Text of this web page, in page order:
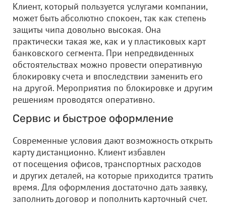
Клиент, который пользуется услугами компании,
может быть абсолютно спокоен, так как степень
защиты чипа довольно высокая. Она
практически такая же, как и у пластиковых карт
банковского сегмента. При непредвиденных
обстоятельствах можно провести оперативную
блокировку счета и впоследствии заменить его
на другой. Мероприятия по блокировке и другим
решениям проводятся оперативно.
Сервис и быстрое оформление
Современные условия дают возможность открыть
карту дистанционно. Клиент избавлен
от посещения офисов, транспортных расходов
и других деталей, на которые приходится тратить
время. Для оформления достаточно дать заявку,
заполнить договор и пополнить карточный счет.